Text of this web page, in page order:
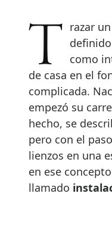
Trazar un retrato certero y como
de casa en el
complicada.
empezó su
hecho, se
pero con el
lienzos en una
en ese
llamado